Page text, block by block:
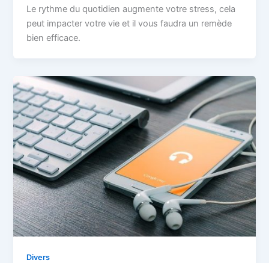
Le rythme du quotidien augmente votre stress, cela
peut impacter votre vie et il vous faudra un remède
bien efficace.
Divers